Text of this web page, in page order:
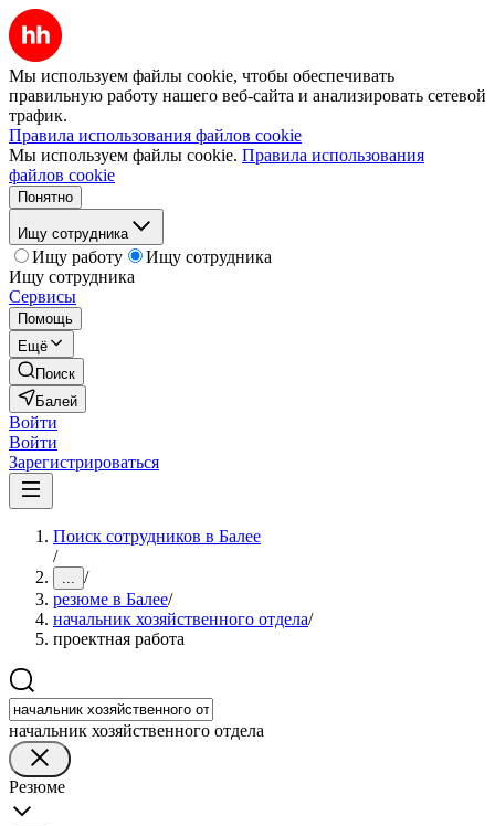
Мы используем файлы cookie, чтобы обеспечивать
правильную работу нашего веб-сайта и анализировать сетевой
трафик.
Правила использования файлов cookie
Мы используем файлы cookie. Правила использования
файлов cookie
Понятно
Ищу сотрудника
Ищу работу
Ищу сотрудника
Ищу сотрудника
Сервисы
Помощь
Ещё
Поиск
Балей
Войти
Войти
Зарегистрироваться
Поиск сотрудников в Балее
/
... /
резюме в Балее/
начальник хозяйственного отдела/
проектная работа
начальник хозяйственного отдела
Резюме